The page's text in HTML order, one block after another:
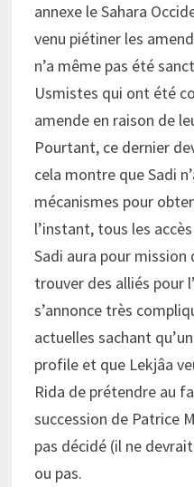
annexe le Sahara
venu piétiner les
n’a même pas été
Usmistes qui ont été
amende en raison de
Pourtant, ce dernier
cela montre que Sadi
mécanismes pour
l’instant, tous les
Sadi aura pour mission
trouver des alliés pour
s’annonce très
actuelles sachant
profile et que Lekjâa
Rida de prétendre au
succession de Patrice
pas décidé (il ne
ou pas.